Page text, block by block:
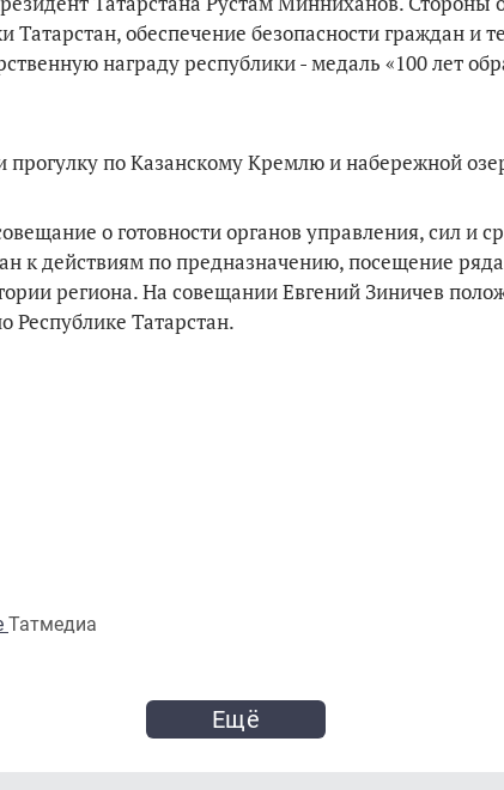
обеспечение безопасности граждан и
награду республики - медаль «100 лет
по Казанскому Кремлю и набережной
о готовности органов управления, сил и
к действиям по предназначению, посещение ряда
региона. На совещании Евгений Зиничев
Республике Татарстан.
Татмедиа
Ещё